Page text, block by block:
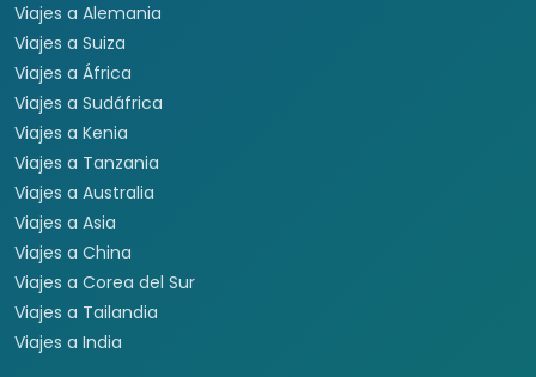
Viajes a Alemania
Viajes a Suiza
Viajes a África
Viajes a Sudáfrica
Viajes a Kenia
Viajes a Tanzania
Viajes a Australia
Viajes a Asia
Viajes a China
Viajes a Corea del Sur
Viajes a Tailandia
Viajes a India